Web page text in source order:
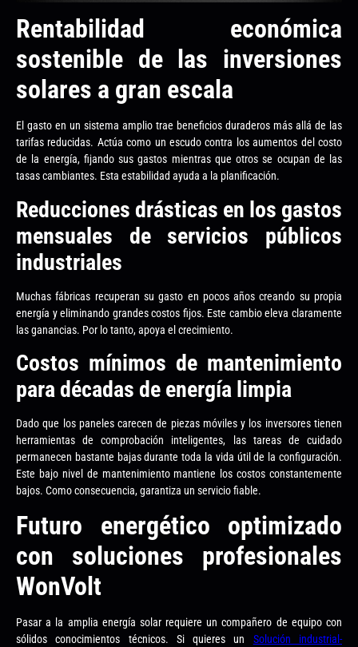
Rentabilidad económica
sostenible de las inversiones
solares a gran escala
El gasto en un sistema amplio trae beneficios duraderos más allá de las
tarifas reducidas. Actúa como un escudo contra los aumentos del costo
de la energía, fijando sus gastos mientras que otros se ocupan de las
tasas cambiantes. Esta estabilidad ayuda a la planificación.
Reducciones drásticas en los gastos
mensuales de servicios públicos
industriales
Muchas fábricas recuperan su gasto en pocos años creando su propia
energía y eliminando grandes costos fijos. Este cambio eleva claramente
las ganancias. Por lo tanto, apoya el crecimiento.
Costos mínimos de mantenimiento
para décadas de energía limpia
Dado que los paneles carecen de piezas móviles y los inversores tienen
herramientas de comprobación inteligentes, las tareas de cuidado
permanecen bastante bajas durante toda la vida útil de la configuración.
Este bajo nivel de mantenimiento mantiene los costos constantemente
bajos. Como consecuencia, garantiza un servicio fiable.
Futuro energético optimizado
con soluciones profesionales
WonVolt
Pasar a la amplia energía solar requiere un compañero de equipo con
sólidos conocimientos técnicos. Si quieres un Solución industrial-